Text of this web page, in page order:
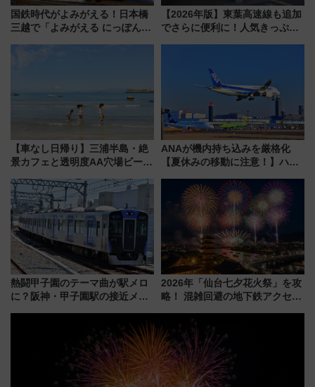
国鉄時代がよみがえる！日本橋
三越で「よみがえる にっぽんの
敬の名作写真も、駅弁フェスも
【2026年版】東葉高速線も追加
でさらに便利に！人気きっぷ
巡るなら使い勝手・コスパ抜群
【車なし日帰り】三浦半島・絶
景カフェと透明度AA穴場ビーチ
用してストレスフリー旅へ行こ
う！
ANAが機内持ち込みを厳格化
【夏休みの移動に注意！】ハン
「身の回り品」新サイズ制限
(40×30×20cm)おさらい
熱闘甲子園のテーマ曲が駅メロ
に？阪神・甲子園駅の接近メロ
谷実アレンジの特別仕様へ、8月
2026年「仙台七夕花火祭」を攻
略！ 混雑回避の地下鉄アクセス
火前に楽しむ仙台観光ルートま
で解説！